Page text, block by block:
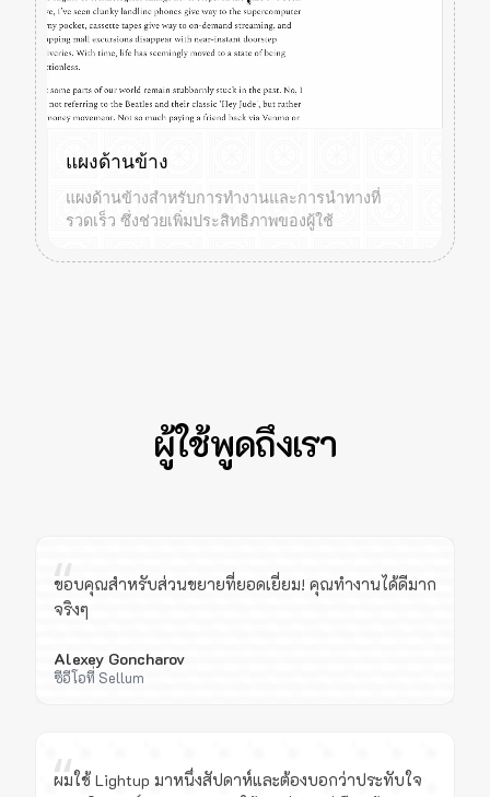
แผงด้านข้าง
แผงด้านข้างสำหรับการทำงานและการนำทางที่
รวดเร็ว ซึ่งช่วยเพิ่มประสิทธิภาพของผู้ใช้
ผู้ใช้พูดถึงเรา
“
ขอบคุณสำหรับส่วนขยายที่ยอดเยี่ยม! คุณทำงานได้ดีมาก
จริงๆ
Alexey Goncharov
ซีอีโอที่ Sellum
“
ผมใช้ Lightup มาหนึ่งสัปดาห์และต้องบอกว่าประทับใจ